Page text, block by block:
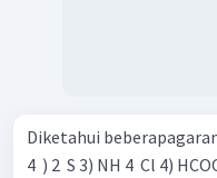
Diketahui beberapagaram
4 ​ ) 2 ​ S 3) NH 4 ​ Cl 4) HCOOK Dari kelima garam tersebut